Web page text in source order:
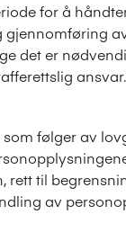
for å
det er
ansvar.
følger av
rett til
av